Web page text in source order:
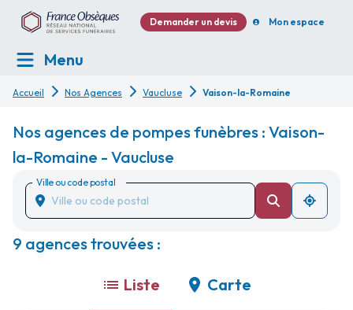
Demander un devis Mon espace
Menu
Accueil Nos Agences Vaucluse Vaison-la-Romaine
Nos agences de pompes funèbres : Vaison-
la-Romaine - Vaucluse
Ville ou code postal
9 agences trouvées :
Liste Carte